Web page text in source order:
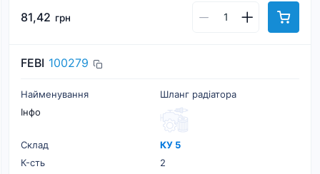
81,42 грн
FEBI 100279
Найменування
Шланг радіатора
Інфо
Склад
КУ 5
К-cть
2